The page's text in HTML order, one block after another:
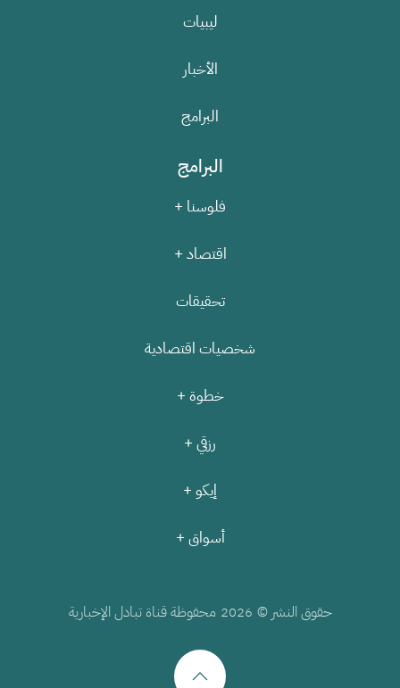
ليبيات
الأخبار
البرامج
البرامج
فلوسنا +
اقتصاد +
تحقيقات
شخصيات اقتصادية
خطوة +
رزقي +
إيكو +
أسواق +
حقوق النشر © 2026 محفوظة قناة تبادل الإخبارية